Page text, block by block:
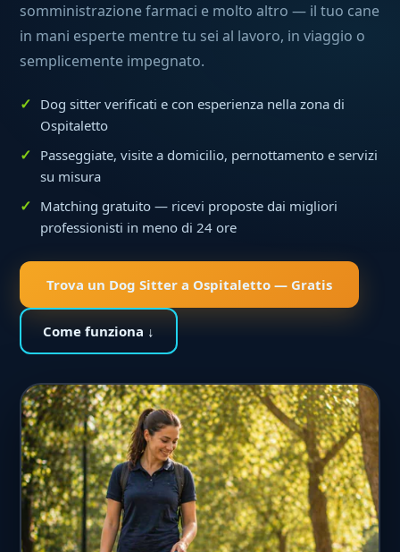
somministrazione farmaci e molto altro — il tuo cane
in mani esperte mentre tu sei al lavoro, in viaggio o
semplicemente impegnato.
Dog sitter verificati e con esperienza nella zona di
Ospitaletto
Passeggiate, visite a domicilio, pernottamento e servizi
su misura
Matching gratuito — ricevi proposte dai migliori
professionisti in meno di 24 ore
Trova un Dog Sitter a Ospitaletto — Gratis
Come funziona ↓